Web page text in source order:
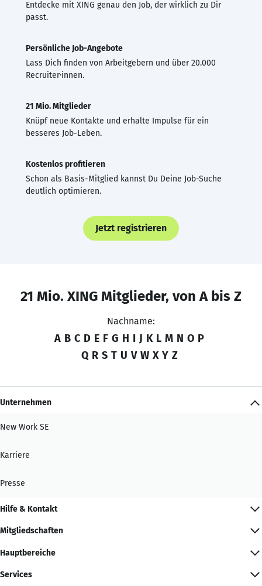
Entdecke mit XING genau den Job, der wirklich zu Dir
passt.
Persönliche Job-Angebote
Lass Dich finden von Arbeitgebern und über 20.000
Recruiter·innen.
21 Mio. Mitglieder
Knüpf neue Kontakte und erhalte Impulse für ein
besseres Job-Leben.
Kostenlos profitieren
Schon als Basis-Mitglied kannst Du Deine Job-Suche
deutlich optimieren.
Jetzt registrieren
21 Mio. XING Mitglieder, von A bis Z
Nachname:
A B C D E F G H I J K L M N O P
Q R S T U V W X Y Z
Unternehmen
New Work SE
Karriere
Presse
Hilfe & Kontakt
Mitgliedschaften
Hauptbereiche
Services